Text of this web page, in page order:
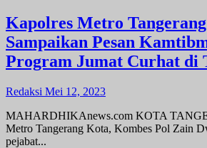
Polda
Metro
Jaya
Giat
Silaturahmi
Mendengar
Kesah
Warga
Kapolres Metro
Sampaikan Pesan
Program Jumat Curhat di
Redaksi Mei 12, 2023
MAHARDHIKAnews.com KOTA
Metro Tangerang Kota, Kombes Pol Zain
pejabat...